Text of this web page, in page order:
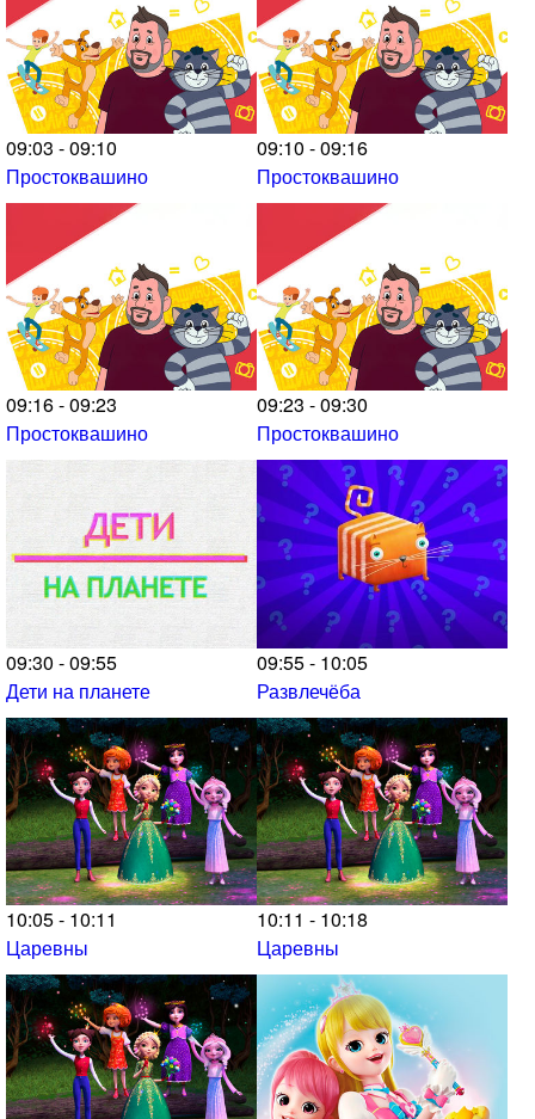
09:03 - 09:10
Простоквашино
09:10 - 09:16
Простоквашино
09:16 - 09:23
Простоквашино
09:23 - 09:30
Простоквашино
09:30 - 09:55
Дети на планете
09:55 - 10:05
Развлечёба
10:05 - 10:11
Царевны
10:11 - 10:18
Царевны